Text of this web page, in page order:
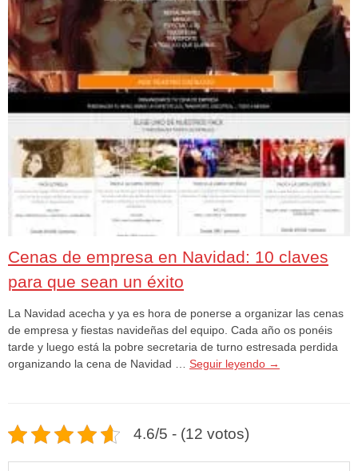
Cenas de empresa en Navidad: 10 claves
para que sean un éxito
La Navidad acecha y ya es hora de ponerse a organizar las cenas
de empresa y fiestas navideñas del equipo. Cada año os ponéis
tarde y luego está la pobre secretaria de turno estresada perdida
organizando la cena de Navidad … Seguir leyendo →
4.6/5 - (12 votos)